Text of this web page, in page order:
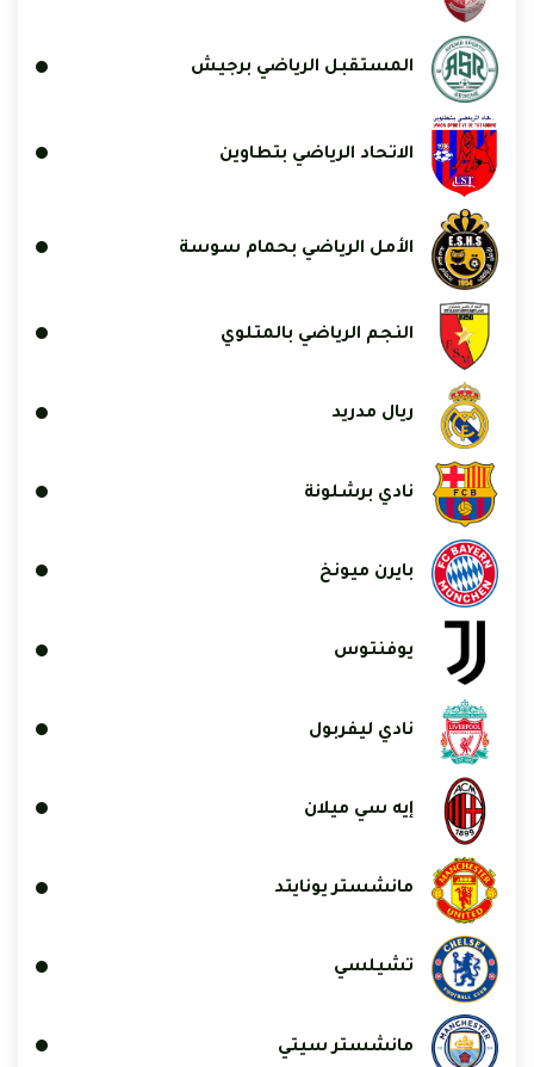
المستقبل الرياضي برجيش
الاتحاد الرياضي بتطاوين
الأمل الرياضي بحمام سوسة
النجم الرياضي بالمتلوي
ريال مدريد
نادي برشلونة
بايرن ميونخ
يوفنتوس
نادي ليفربول
إيه سي ميلان
مانشستر يونايتد
تشيلسي
مانشستر سيتي